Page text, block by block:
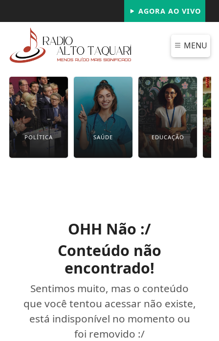
AGORA AO VIVO
MENU
POLÍTICA SAÚDE EDUCAÇÃO
OHH Não :/
Conteúdo não
encontrado!
Sentimos muito, mas o conteúdo
que você tentou acessar não existe,
está indisponível no momento ou
foi removido :/